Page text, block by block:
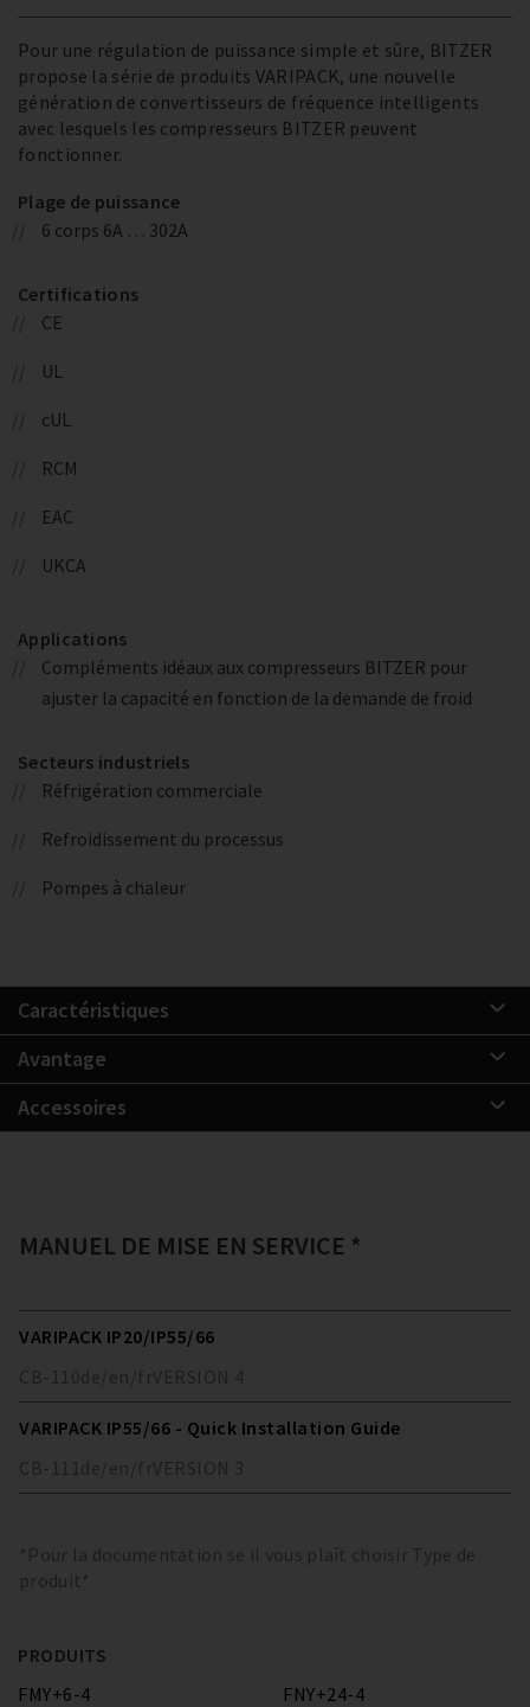
Pour une régulation de puissance simple et sûre, BITZER
propose la série de produits VARIPACK, une nouvelle
génération de convertisseurs de fréquence intelligents
avec lesquels les compresseurs BITZER peuvent
fonctionner.
Plage de puissance
6 corps 6A … 302A
Certifications
CE
UL
cUL
RCM
EAC
UKCA
Applications
Compléments idéaux aux compresseurs BITZER pour
ajuster la capacité en fonction de la demande de froid
Secteurs industriels
Réfrigération commerciale
Refroidissement du processus
Pompes à chaleur
Caractéristiques
Avantage
Accessoires
MANUEL DE MISE EN SERVICE *
VARIPACK IP20/IP55/66
CB-110de/en/fr VERSION 4
VARIPACK IP55/66 - Quick Installation Guide
CB-111 de/en/fr VERSION 3
*Pour la documentation se il vous plaît choisir Type de
produit*
PRODUITS
FMY+6-4
FNY+24-4